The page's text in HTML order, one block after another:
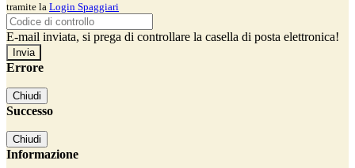
tramite la Login Spaggiari
E-mail inviata, si prega di controllare la casella di posta elettronica!
Errore
Chiudi
Successo
Chiudi
Informazione